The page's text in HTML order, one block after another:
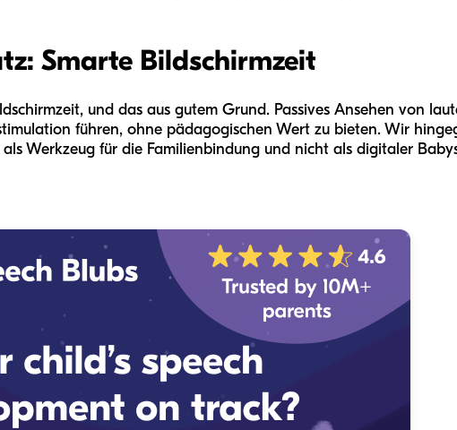
Smarte Bildschirmzeit
und das aus gutem Grund. Passives Ansehen von
führen, ohne pädagogischen Wert zu bieten. Wir
Werkzeug für die Familienbindung und nicht als digitaler